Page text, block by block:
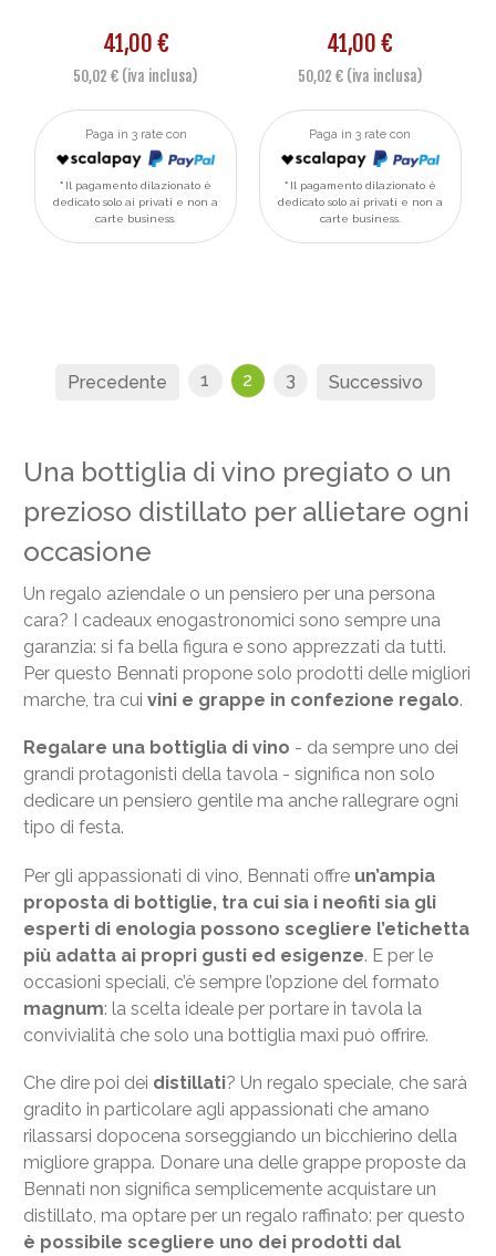
41,00 €
50,02 € (iva inclusa)
Paga in 3 rate con
Il pagamento dilazionato è
dedicato solo ai privati e non a
carte business.
41,00 €
50,02 € (iva inclusa)
Paga in 3 rate con
Il pagamento dilazionato è
dedicato solo ai privati e non a
carte business.
Precedente 1 2 3 Successivo
Una bottiglia di vino pregiato o un
prezioso distillato per allietare ogni
occasione
Un regalo aziendale o un pensiero per una persona
cara? I cadeaux enogastronomici sono sempre una
garanzia: si fa bella figura e sono apprezzati da tutti.
Per questo Bennati propone solo prodotti delle migliori
marche, tra cuivini e grappe in confezione regalo.
Regalare una bottiglia di vino - da sempre uno dei
grandi protagonisti della tavola - significa non solo
dedicare un pensiero gentile ma anche rallegrare ogni
tipo di festa.
Per gli appassionati di vino, Bennati offre un’ampia
proposta di bottiglie, tra cui sia i neofiti sia gli
esperti di enologia possono scegliere l’etichetta
più adatta ai propri gusti ed esigenze. E per le
occasioni speciali, c’è sempre l’opzione del formato
magnum: la scelta ideale per portare in tavola la
convivialità che solo una bottiglia maxi può offrire.
Che dire poi dei distillati? Un regalo speciale, che sarà
gradito in particolare agli appassionati che amano
rilassarsi dopocena sorseggiando un bicchierino della
migliore grappa. Donare una delle grappe proposte da
Bennati non significa semplicemente acquistare un
distillato, ma optare per un regalo raffinato: per questo
è possibile scegliere uno dei prodotti dal